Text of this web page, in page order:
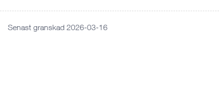
Senast granskad 2026-03-16